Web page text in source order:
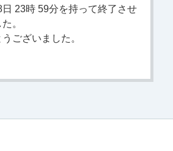
23時 59分を持って終了させ
。
ございました。